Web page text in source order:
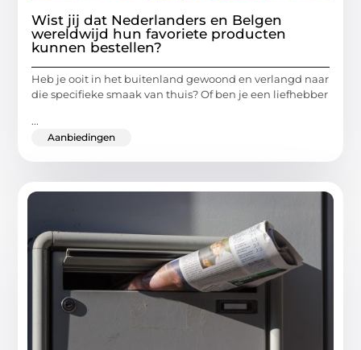
Wist jij dat Nederlanders en Belgen
wereldwijd hun favoriete producten
kunnen bestellen?
Heb je ooit in het buitenland gewoond en verlangd naar
die specifieke smaak van thuis? Of ben je een liefhebber
...
Aanbiedingen